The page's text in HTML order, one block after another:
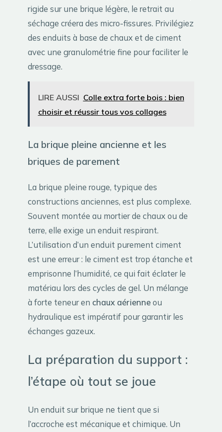
rigide sur une brique légère, le retrait au
séchage créera des micro-fissures. Privilégiez
des enduits à base de chaux et de ciment
avec une granulométrie fine pour faciliter le
dressage.
LIRE AUSSI Colle extra forte bois : bien
choisir et réussir tous vos collages
La brique pleine ancienne et les
briques de parement
La brique pleine rouge, typique des
constructions anciennes, est plus complexe.
Souvent montée au mortier de chaux ou de
terre, elle exige un enduit respirant.
L’utilisation d’un enduit purement ciment
est une erreur : le ciment est trop étanche et
emprisonne l’humidité, ce qui fait éclater le
matériau lors des cycles de gel. Un mélange
à forte teneur en chaux aérienneou
hydraulique est impératif pour garantir les
échanges gazeux.
La préparation du support :
l’étape où tout se joue
Un enduit sur brique ne tient que si
l’accroche est mécanique et chimique. Un